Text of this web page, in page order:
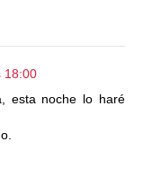
18:00
esta noche lo haré